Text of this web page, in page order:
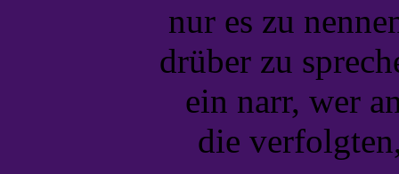
nur es zu
drüber zu
ein narr, wer
die